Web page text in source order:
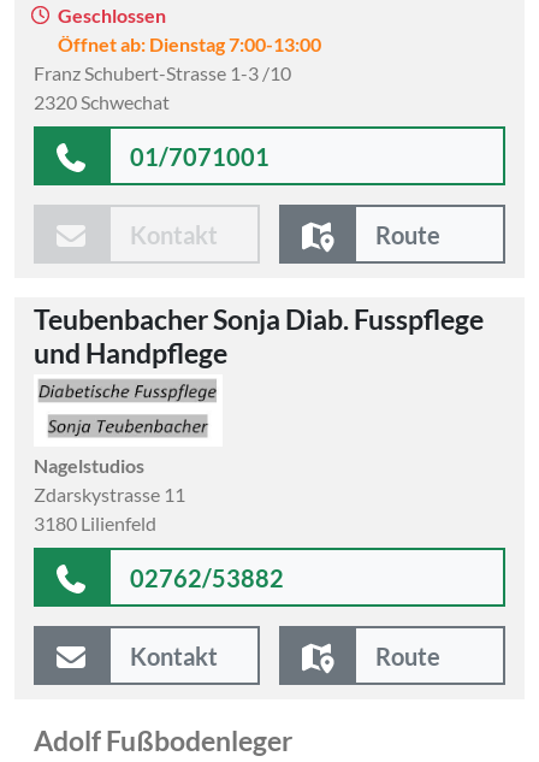
Geschlossen
Öffnet ab: Dienstag 7:00-13:00
Franz Schubert-Strasse 1-3 /10
2320 Schwechat
01/7071001
Kontakt Route
Teubenbacher Sonja Diab. Fusspflege
und Handpflege
Nagelstudios
Zdarskystrasse 11
3180 Lilienfeld
02762/53882
Kontakt Route
Adolf Fußbodenleger